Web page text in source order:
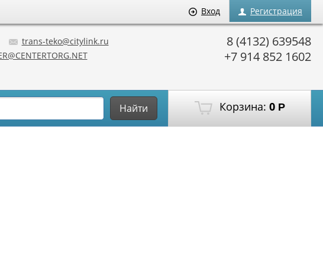
Вход Регистрация
8 (4132) 639548
+7 914 852 1602
trans-teko@citylink.ru
Корзина: 0 Р
Найти